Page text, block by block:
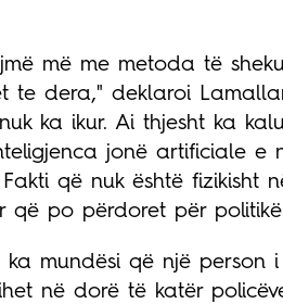
më me metoda të
te dera," deklaroi
ka ikur. Ai thjesht ka
jonë artificiale e
që nuk është fizikisht
që po përdoret për
ka mundësi që një person
në dorë të katër